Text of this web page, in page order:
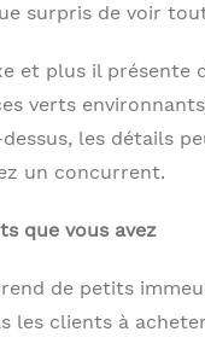
surpris de voir
et plus il présente
verts
les détails
un concurrent.
que vous avez
de petits
les clients à